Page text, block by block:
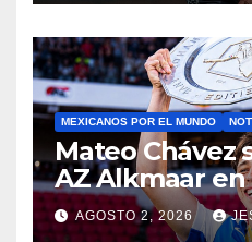
MEXICANOS POR EL MUNDO
Mateo Chávez
AZ Alkmaar
de Países Bajos
AGOSTO 2, 2026